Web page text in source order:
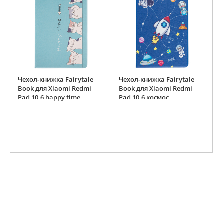
Чехол-книжка Fairytale
Book для Xiaomi Redmi
Pad 10.6 happy time
Чехол-книжка Fairytale
Book для Xiaomi Redmi
Pad 10.6 космос